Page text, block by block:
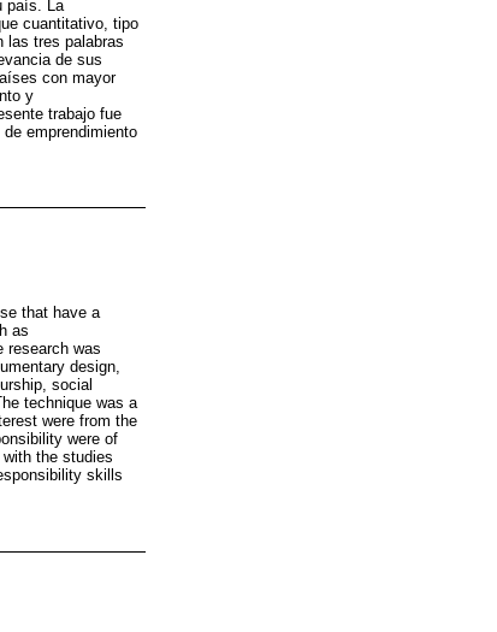
país. La
cuantitativo, tipo
las tres palabras
de sus
con mayor
y
trabajo fue
emprendimiento
that have a
as
research was
design,
social
technique was a
were from the
were of
the studies
skills